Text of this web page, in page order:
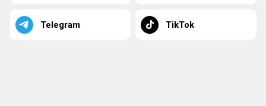
Telegram TikTok